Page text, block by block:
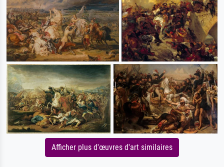
Afficher plus d'œuvres d'art similaires